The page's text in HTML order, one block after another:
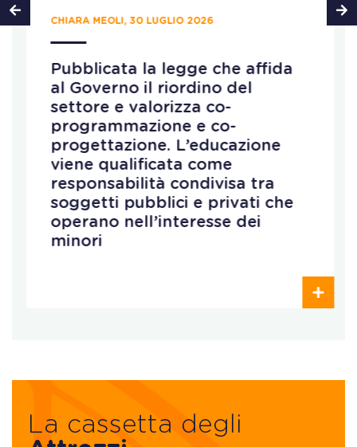
CHIARA MEOLI, 30 LUGLIO 2026
Pubblicata la legge che affida
al Governo il riordino del
settore e valorizza co-
programmazione e co-
progettazione. L’educazione
viene qualificata come
responsabilità condivisa tra
soggetti pubblici e privati che
operano nell’interesse dei
minori
La cassetta degli